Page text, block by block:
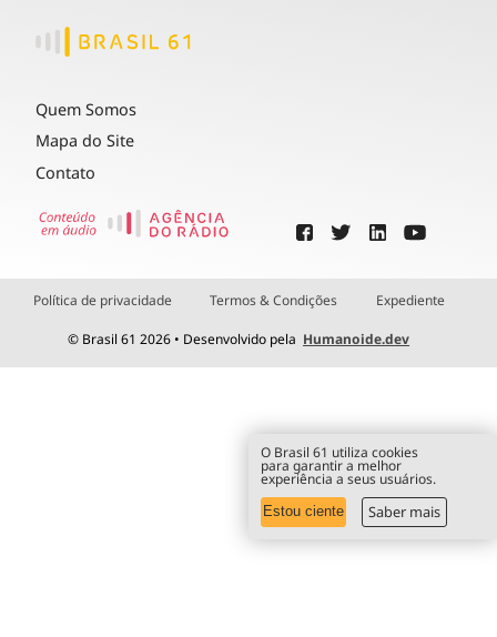
Quem Somos
Mapa do Site
Contato
Política de privacidade Termos & Condições Expediente
© Brasil 61 2026 • Desenvolvido pela Humanoide.dev
O Brasil 61 utiliza cookies
para garantir a melhor
experiência a seus usuários.
Estou ciente Saber mais